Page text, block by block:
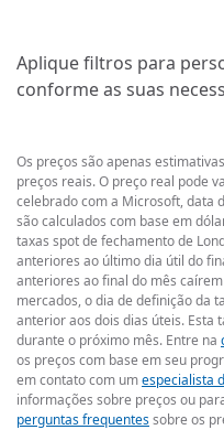
Aplique filtros para
conforme as suas
Os preços são apenas
preços reais. O preço real pode
celebrado com a Microsoft, data
são calculados com base em
taxas spot de fechamento de
anteriores ao último dia útil do
anteriores ao final do mês
mercados, o dia de definição da
anterior aos dois dias úteis. Esta
durante o próximo mês. Entre na
os preços com base em seu
em contato com umespecialista
informações sobre preços ou
perguntas frequentessobre os